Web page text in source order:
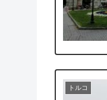
トルコ